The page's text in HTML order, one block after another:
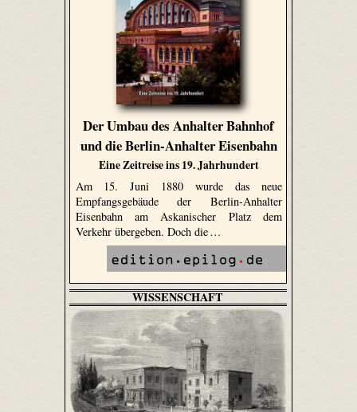
Der Umbau des Anhalter Bahnhof
und die Berlin-Anhalter Eisenbahn
Eine Zeitreise ins 19. Jahrhundert
Am 15. Juni 1880 wurde das neue
Empfangsgebäude der Berlin-Anhalter
Eisenbahn am Askanischer Platz dem
Verkehr übergeben. Doch die …
WISSENSCHAFT